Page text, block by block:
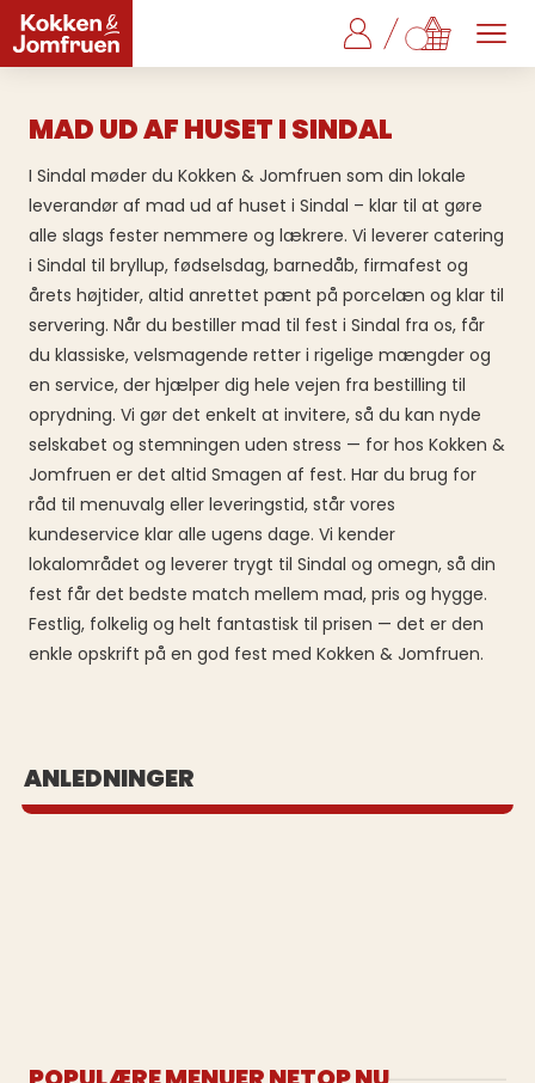
MAD UD AF HUSET I SINDAL
I Sindal møder du Kokken & Jomfruen som din lokale
leverandør af mad ud af huset i Sindal – klar til at gøre
alle slags fester nemmere og lækrere. Vi leverer catering
i Sindal til bryllup, fødselsdag, barnedåb, firmafest og
årets højtider, altid anrettet pænt på porcelæn og klar til
servering. Når du bestiller mad til fest i Sindal fra os, får
du klassiske, velsmagende retter i rigelige mængder og
en service, der hjælper dig hele vejen fra bestilling til
oprydning. Vi gør det enkelt at invitere, så du kan nyde
selskabet og stemningen uden stress — for hos Kokken &
Jomfruen er det altid Smagen af fest. Har du brug for
råd til menuvalg eller leveringstid, står vores
kundeservice klar alle ugens dage. Vi kender
lokalområdet og leverer trygt til Sindal og omegn, så din
fest får det bedste match mellem mad, pris og hygge.
Festlig, folkelig og helt fantastisk til prisen — det er den
enkle opskrift på en god fest med Kokken & Jomfruen.
ANLEDNINGER
Se vores populære buffeter